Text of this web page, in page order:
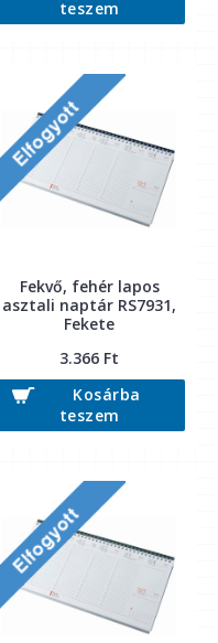
teszem
Fekvő, fehér lapos
asztali naptár RS7931,
Fekete
3.366 Ft
Kosárba
teszem